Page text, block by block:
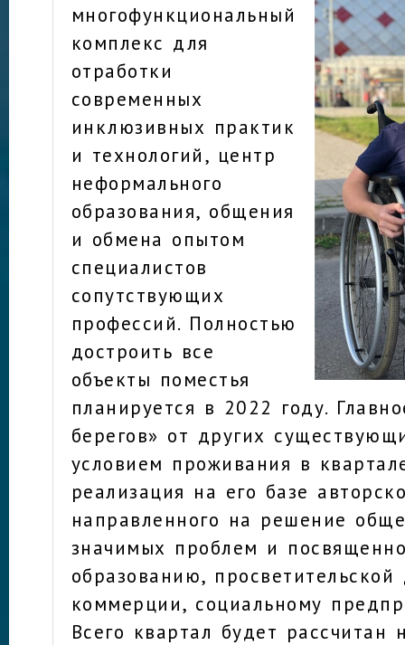
многофункциональный
комплекс для
отработки
современных
инклюзивных практик
и технологий, центр
неформального
образования, общения
и обмена опытом
специалистов
сопутствующих
профессий. Полностью
достроить все
объекты поместья
планируется в 2022 году.
берегов» от других
условием проживания в
реализация на его базе
направленного на решение
значимых проблем и
образованию, просветительской
коммерции, социальному
Всего квартал будет рассчитан